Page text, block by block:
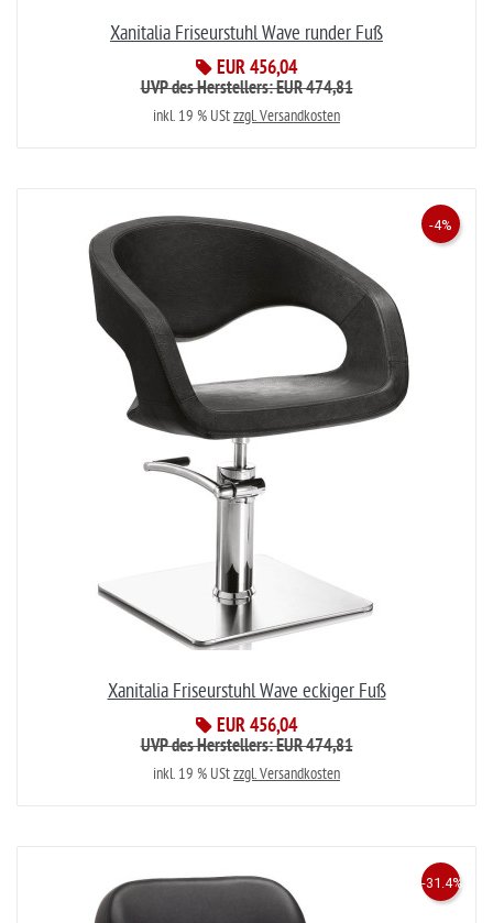
Xanitalia Friseurstuhl Wave runder Fuß
EUR 456,04
UVP des Herstellers: EUR 474,81
inkl. 19 % UStzzgl. Versandkosten
Xanitalia Friseurstuhl Wave eckiger Fuß
EUR 456,04
-4%
UVP des Herstellers: EUR 474,81
inkl. 19 % UStzzgl. Versandkosten
-31.4%